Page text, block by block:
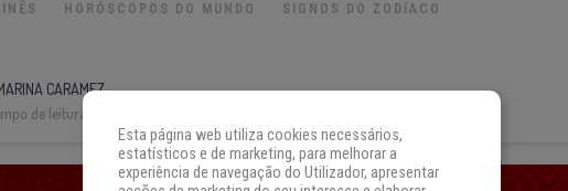
HORÓSCOPOS DO MUNDO SIGNOS DO ZODÍACO
CARAMEZ
de leitura:
Esta página web utiliza cookies necessários,
estatísticos e de marketing, para melhorar a
experiência de navegação do Utilizador, apresentar